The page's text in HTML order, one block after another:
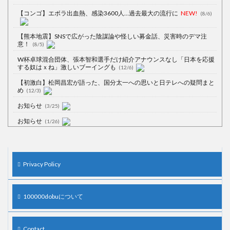
【コンゴ】エボラ出血熱、感染3600人…過去最大の流行に NEW! (8/6)
【熊本地震】SNSで広がった陰謀論や怪しい募金話、災害時のデマ注
意！
(8/5)
W杯卓球混合団体、張本智和選手だけ紹介アナウンスなし「日本を応援
する奴はｘね」激しいブーイングも
(12/6)
【初激白】松岡昌宏が語った、国分太一への思いと日テレへの疑問まと
め (12/3)
お知らせ (3/25)
お知らせ (1/26)
(7/13)
Privacy Policy
100000dobuについて